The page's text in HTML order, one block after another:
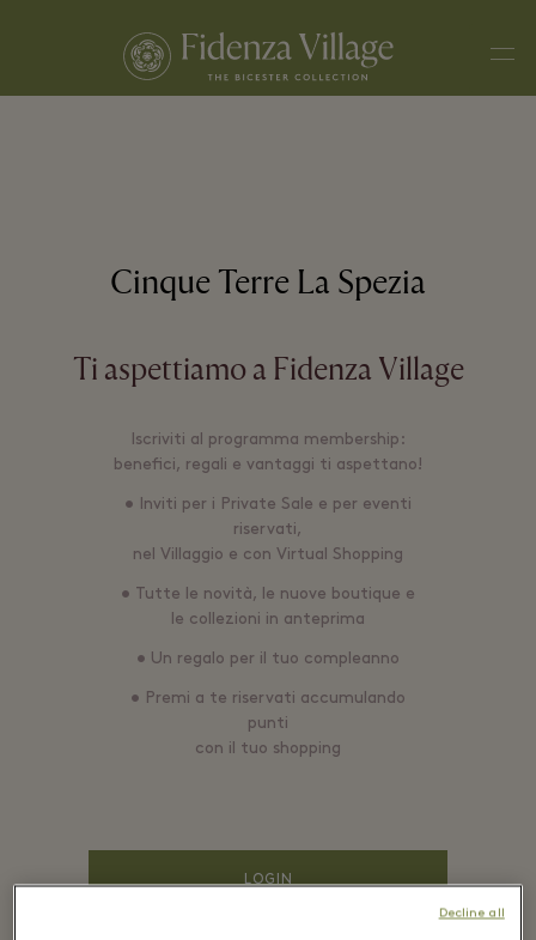
Cinque Terre La Spezia
Ti aspettiamo a Fidenza Village
Iscriviti al programma membership:
benefici, regali e vantaggi ti aspettano!
• Inviti per i Private Sale e per eventi
riservati,
nel Villaggio e con Virtual Shopping
• Tutte le novità, le nuove boutique e
le collezioni in anteprima
• Un regalo per il tuo compleanno
• Premi a te riservati accumulando
punti
con il tuo shopping
LOGIN
Decline all